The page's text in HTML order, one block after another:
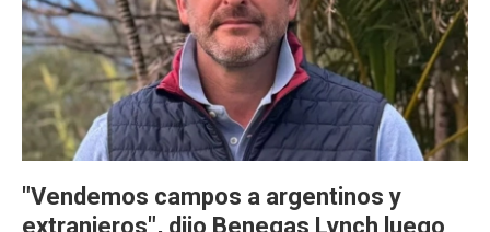
"Vendemos campos a argentinos y
extranjeros", dijo Benegas Lynch luego